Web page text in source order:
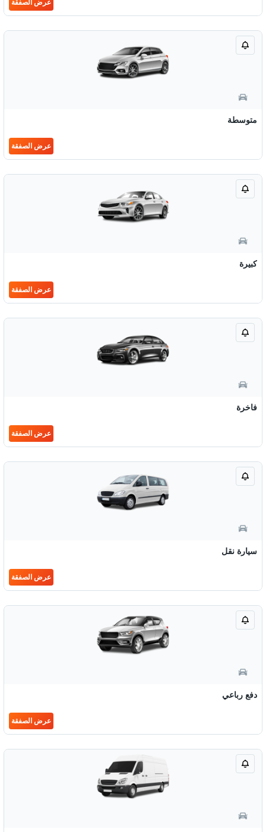
عرض الصفقة
متوسطة
عرض الصفقة
كبيرة
عرض الصفقة
فاخرة
عرض الصفقة
سيارة نقل
عرض الصفقة
دفع رباعي
عرض الصفقة